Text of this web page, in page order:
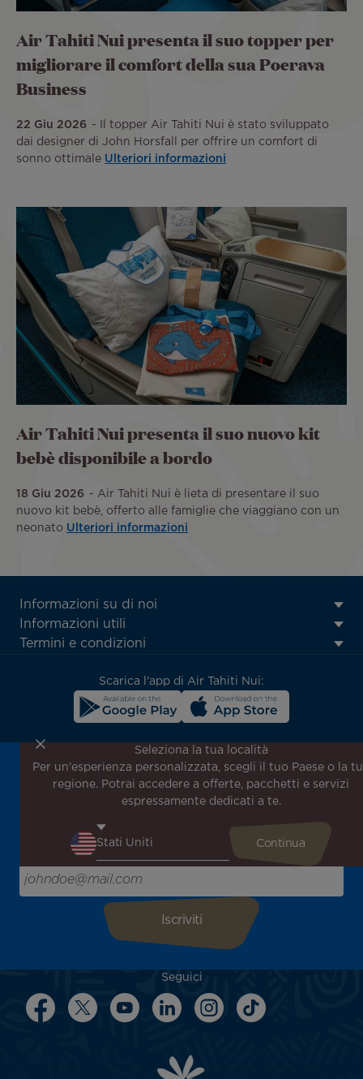
Air Tahiti Nui presenta il suo topper per
migliorare il comfort della sua Poerava
Business
22 Giu 2026
Il topper Air Tahiti Nui è stato sviluppato
dai designer di John Horsfall per offrire un comfort di
sonno ottimale Ulteriori informazioni
Air Tahiti Nui presenta il suo nuovo kit
bebè disponibile a bordo
18 Giu 2026
Air Tahiti Nui è lieta di presentare il suo
nuovo kit bebè, offerto alle famiglie che viaggiano con un
neonato Ulteriori informazioni
ATN:
Footer
menu
Informazioni su di noi
Informazioni utili
Termini e condizioni
Scarica l'app di Air Tahiti Nui:
Iscriviti alla nostra newsletter per ricevere le ultime
notizie!
Ricevi per primo tutte le nostre offerte e promozioni
per il tuo prossimo viaggio!
Inserisci la tua email qui
Seguici
Seleziona la tua località
Per un'esperienza personalizzata, scegli il tuo Paese o la
regione. Potrai accedere a offerte, pacchetti e servizi
espressamente dedicati a te.